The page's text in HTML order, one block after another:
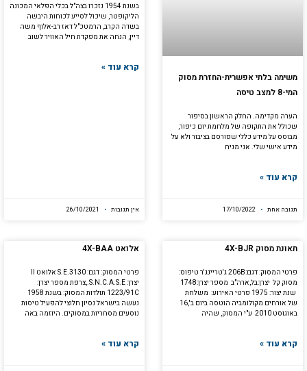
משימה בלתי אפשרית-החזרת מסוק
המי-8 למצב טיסה
הערה מקדימה. החלק הראשון בסיפור
שכולל את התקופה של מלחמת יום כיפור,
מבוסס על מידע כללי שפורסם בציבור ולא על
מידע אישי שלי. אני מניח
קרא עוד »
תגובה אחת
בשנת 1954 נזכרו בצה"ל בכלי הפלאי המכונה
הליקופטר, שיכול לסייﬠ לכוחות היבשה
בשדה הקרב, הרמטכ"ל דאז רב-אלוף משה
דיין, הנחה את מפקדת חיל האוויר לשוב
קרא עוד »
אין תגובות
תאונת מסוק 4X-BJR
פרטי המסוק: דגם:206B ג'טריינג'ר טיפוס:
מסוק קל יצרן:בל,ארה"ב מספר יצרן:1748
שנת יצור: 1975 פרטי האירוע: משלחת
של אורחים מקולומביה הוטסה ביום ב',16
באוגוסט 2010 ע"י המסוק, שהיה
קרא עוד »
אלואט 4X-BAA
פרטי המסוק: דגם: S.E.3130 אלואט II
יצרן: S.N.C.A.S.E.,צרפת מספר יצרן:
1223/91C תולדות המסוק: בשנת 1958
נעשה בישראל נסיון חלוצי להפעיל טיסות
נוסעים מסחריות במסוקים. היוזמה באה
קרא עוד »